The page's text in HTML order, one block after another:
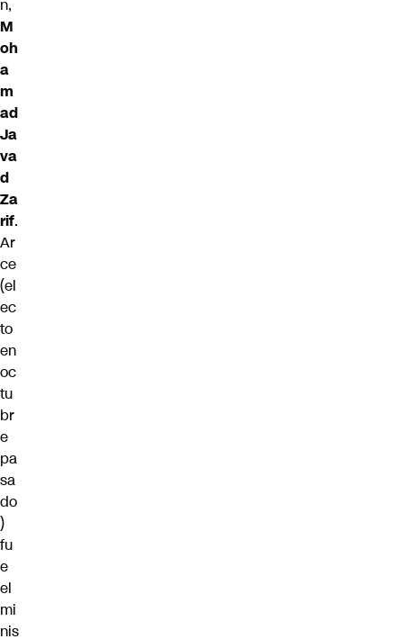
n,
M
oh
a
m
ad
Ja
va
d
Za
rif.
Ar
ce
(el
ec
to
en
oc
tu
br
e
pa
sa
do
)
fu
e
el
mi
nis